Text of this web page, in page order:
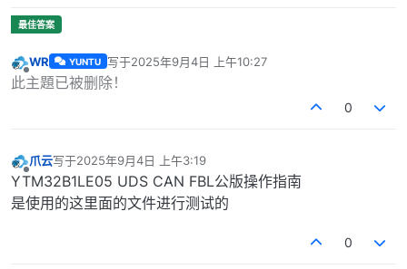
离线
WR YUNTU 写于2025年9月4日 上午10:27
最后由 编辑
此主題已被删除！
0
离线
爪云写于2025年9月4日 上午3:19
最后由 编辑
YTM32B1LE05 UDS CAN FBL公版操作指南
是使用的这里面的文件进行测试的
0